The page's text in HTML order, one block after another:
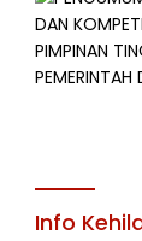
Info